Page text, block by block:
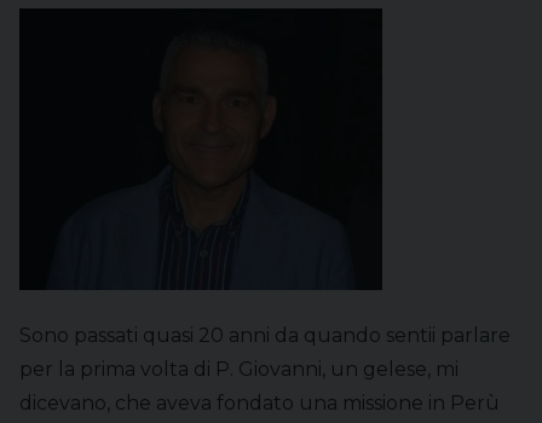
Sono passati quasi 20 anni da quando sentii parlare
per la prima volta di P. Giovanni, un gelese, mi
dicevano, che aveva fondato una missione in Perù